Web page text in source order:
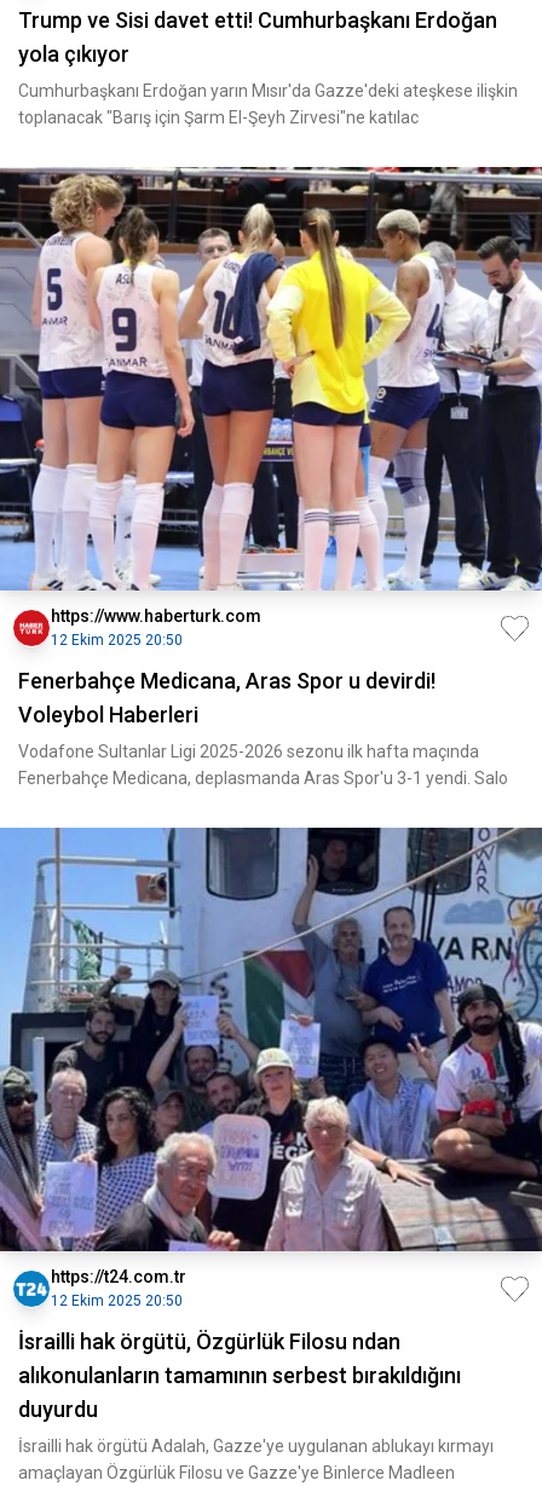
Trump ve Sisi davet etti! Cumhurbaşkanı Erdoğan
yola çıkıyor
Cumhurbaşkanı Erdoğan yarın Mısır'da Gazze'deki ateşkese ilişkin
toplanacak "Barış için Şarm El-Şeyh Zirvesi"ne katılac
https://www.haberturk.com
12 Ekim 2025 20:50
Fenerbahçe Medicana, Aras Spor u devirdi!
Voleybol Haberleri
Vodafone Sultanlar Ligi 2025-2026 sezonu ilk hafta maçında
Fenerbahçe Medicana, deplasmanda Aras Spor'u 3-1 yendi. Salo
https://t24.com.tr
12 Ekim 2025 20:50
İsrailli hak örgütü, Özgürlük Filosu ndan
alıkonulanların tamamının serbest bırakıldığını
duyurdu
İsrailli hak örgütü Adalah, Gazze'ye uygulanan ablukayı kırmayı
amaçlayan Özgürlük Filosu ve Gazze'ye Binlerce Madleen